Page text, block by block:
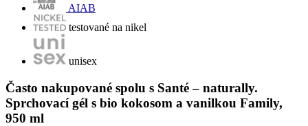
AIAB
testované na nikel
unisex
Často nakupované spolu s Santé – naturally.
Sprchovací gél s bio kokosom a vanilkou Family,
950 ml